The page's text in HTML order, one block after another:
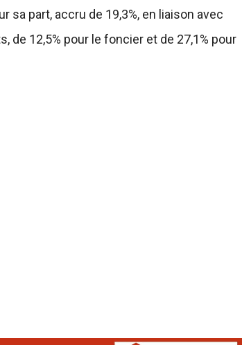
sa part, accru de 19,3%, en liaison avec
de 12,5% pour le foncier et de 27,1% pour